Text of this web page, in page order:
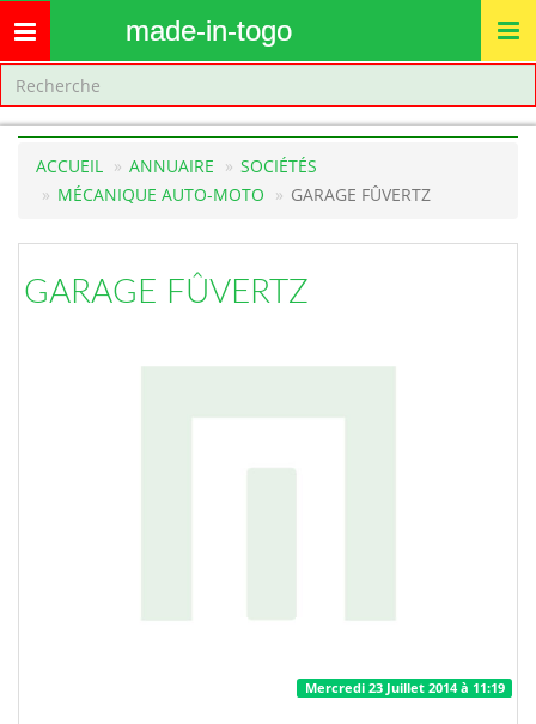
Toggle
navigation
made-in-togo
ACCUEIL ANNUAIRE
SOCIÉTÉS
MÉCANIQUE AUTO-MOTO
GARAGE FÛVERTZ
GARAGE FÛVERTZ
Mercredi 23 Juillet 2014 à 11:19